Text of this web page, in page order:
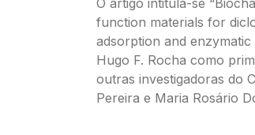
O artigo intitula-se
function materials for
adsorption and
Hugo F. Rocha como
outras investigadoras do
Pereira e Maria Rosário